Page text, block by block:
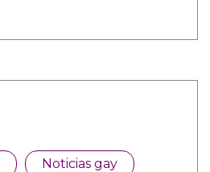
Noticias gay